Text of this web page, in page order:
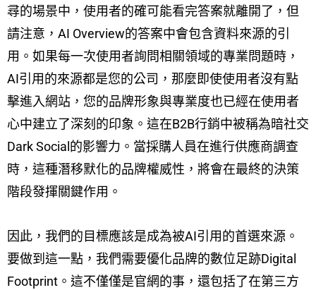
尋的場景中，使用者的確可能看完答案就離開了，但
請注意，AI Overview的答案中會包含資料來源的引
用。如果每一次使用者詢問相關領域的專業問題時，
AI引用的來源都是您的公司，那麼即使使用者沒有點
擊進入網站，您的品牌形象與專業度也已經在使用者
心中建立了深刻的印象。這在B2B行銷中被稱為暗社交
Dark Social的影響力。當採購人員在進行供應商調查
時，這種潛移默化的品牌權威性，將會在最終的決策
階段發揮關鍵作用。
因此，我們的目標應該是成為被AI引用的首選來源。
要做到這一點，我們需要優化品牌的數位足跡Digital
Footprint。這不僅僅是官網的事，還包括了在第三方